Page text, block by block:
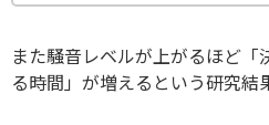
また騒音レベルが上がるほど
る時間」が増えるという研究結